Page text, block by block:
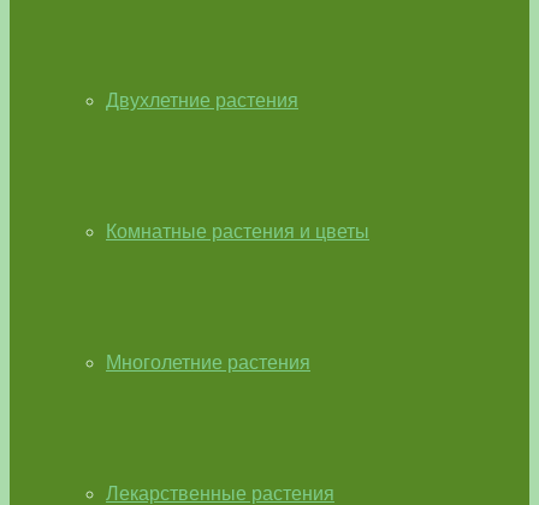
Двухлетние растения
Комнатные растения и цветы
Многолетние растения
Лекарственные растения